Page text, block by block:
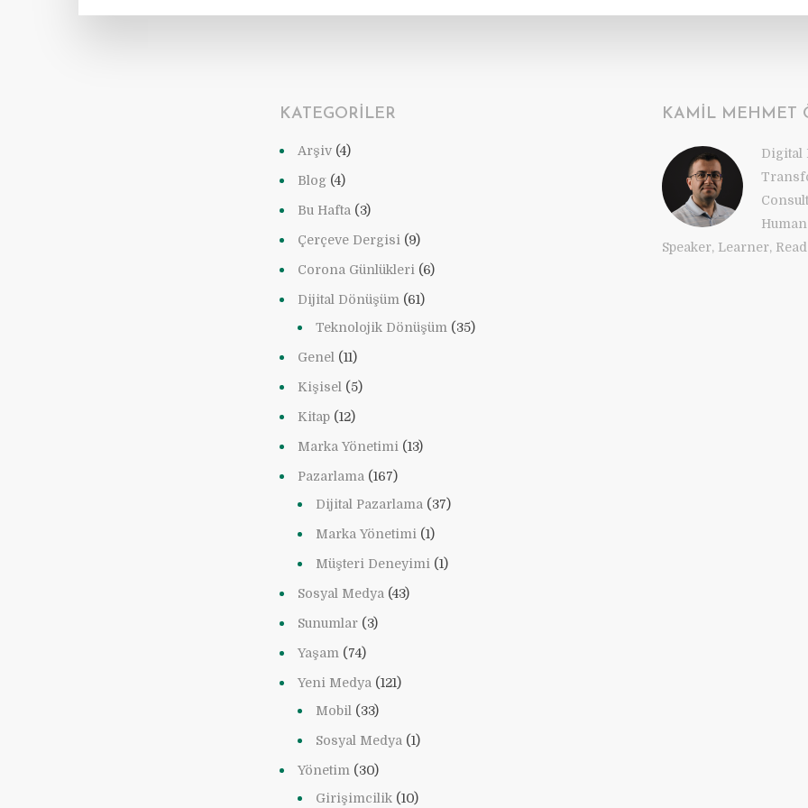
KATEGORILER
Arşiv (4)
Blog (4)
Bu Hafta (3)
Çerçeve Dergisi (9)
Corona Günlükleri (6)
Dijital Dönüşüm (61)
Teknolojik Dönüşüm (35)
Genel (11)
Kişisel (5)
Kitap (12)
Marka Yönetimi (13)
Pazarlama (167)
Dijital Pazarlama (37)
Marka Yönetimi (1)
Müşteri Deneyimi (1)
Sosyal Medya (43)
Sunumlar (3)
Yaşam (74)
Yeni Medya (121)
Mobil (33)
Sosyal Medya (1)
Yönetim (30)
Girişimcilik (10)
KAMIL MEHMET
Digital
Speaker, Learner,